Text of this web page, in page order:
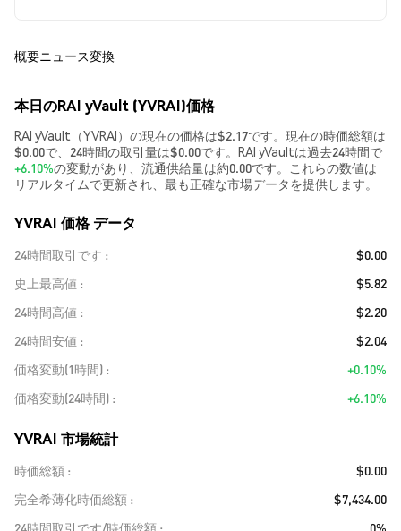
概要ニュース変換
本日のRAI yVault (YVRAI)価格
RAI yVault（YVRAI）の現在の価格は$2.17です。現在の時価総額は
$0.00で、24時間の取引量は$0.00です。RAI yVaultは過去24時間で
+6.10%の変動があり、流通供給量は約0.00です。これらの数値は
リアルタイムで更新され、最も正確な市場データを提供します。
YVRAI 価格 データ
24時間取引です
$0.00
史上最高値
$5.82
24時間高値
$2.20
24時間安値
$2.04
価格変動(1時間)
+0.10%
価格変動(24時間)
+6.10%
YVRAI 市場統計
時価総額
$0.00
完全希薄化時価総額
$7,434.00
24時間取引です/時価総額
0%